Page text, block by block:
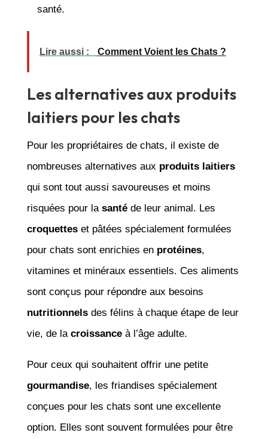
santé.
Lire aussi : Comment Voient les Chats ?
Les alternatives aux produits
laitiers pour les chats
Pour les propriétaires de chats, il existe de
nombreuses alternatives aux produits laitiers
qui sont tout aussi savoureuses et moins
risquées pour la santéde leur animal. Les
croquetteset pâtées spécialement formulées
pour chats sont enrichies en protéines,
vitamines et minéraux essentiels. Ces aliments
sont conçus pour répondre aux besoins
nutritionnelsdes félins à chaque étape de leur
vie, de la croissanceà l’âge adulte.
Pour ceux qui souhaitent offrir une petite
gourmandise, les friandises spécialement
conçues pour les chats sont une excellente
option. Elles sont souvent formulées pour être